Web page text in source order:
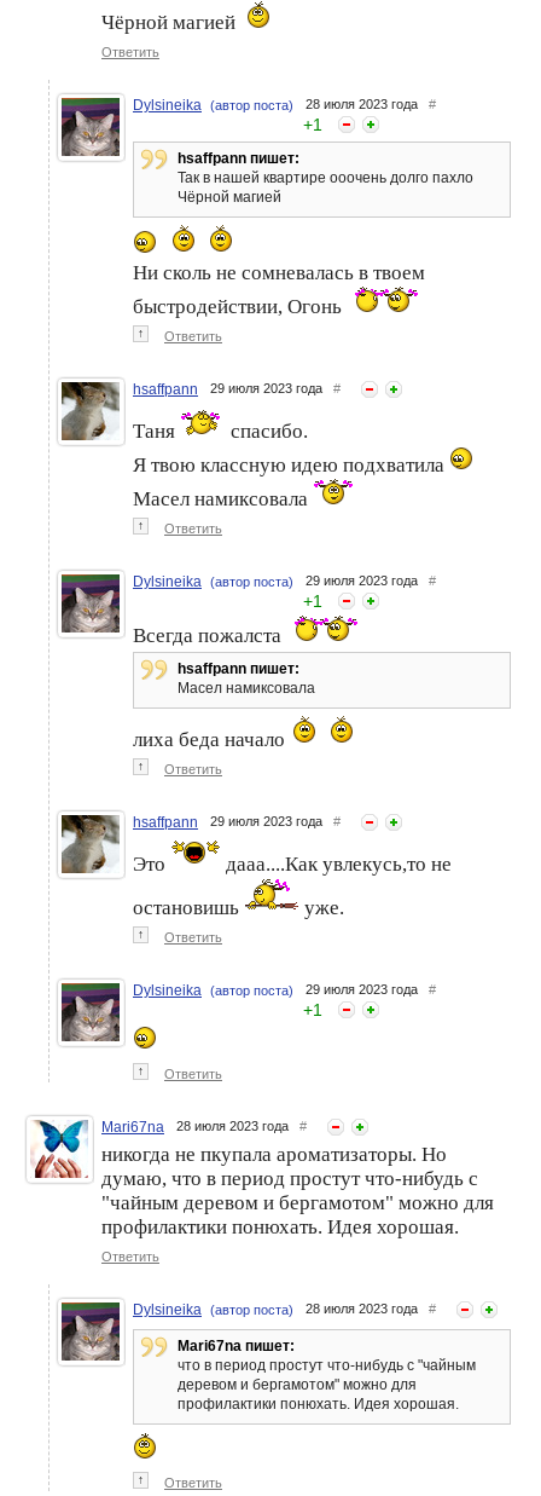
Чёрной магией
Ответить
Dylsineika (автор поста) 28 июля 2023 года #
+1
hsaffpann пишет:
Так в нашей квартире ооочень долго пахло
Чёрной магией
Ни сколь не сомневалась в твоем
быстродействии, Огонь
↑ Ответить
hsaffpann 29 июля 2023 года #
Таня
спасибо.
Я твою классную идею подхватила
Масел намиксовала
↑ Ответить
Dylsineika (автор поста) 29 июля 2023 года #
+1
Всегда пожалста
hsaffpann пишет:
Масел намиксовала
лиха беда начало
↑ Ответить
hsaffpann 29 июля 2023 года #
Это
дааа....Как увлекусь,то не
остановишь
уже.
↑ Ответить
Dylsineika (автор поста) 29 июля 2023 года #
+1
↑ Ответить
Mari67na 28 июля 2023 года #
никогда не пкупала ароматизаторы. Но
думаю, что в период простут что-нибудь с
"чайным деревом и бергамотом" можно для
профилактики понюхать. Идея хорошая.
Ответить
Dylsineika (автор поста) 28 июля 2023 года #
Mari67na пишет:
что в период простут что-нибудь с "чайным
деревом и бергамотом" можно для
профилактики понюхать. Идея хорошая.
↑ Ответить